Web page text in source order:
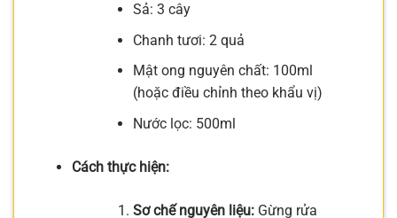
Sả: 3 cây
Chanh tươi: 2 quả
Mật ong nguyên chất: 100ml
(hoặc điều chỉnh theo khẩu vị)
Nước lọc: 500ml
Cách thực hiện:
Sơ chế nguyên liệu:Gừng rửa